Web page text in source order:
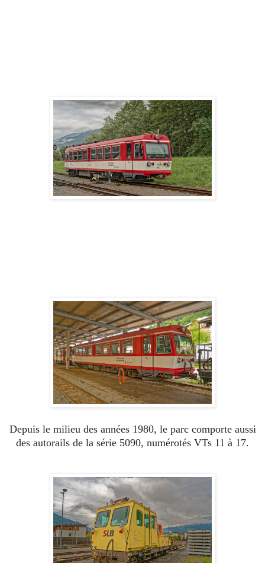
Depuis le milieu des années 1980, le parc comporte aussi
des autorails de la série 5090, numérotés VTs 11 à 17.